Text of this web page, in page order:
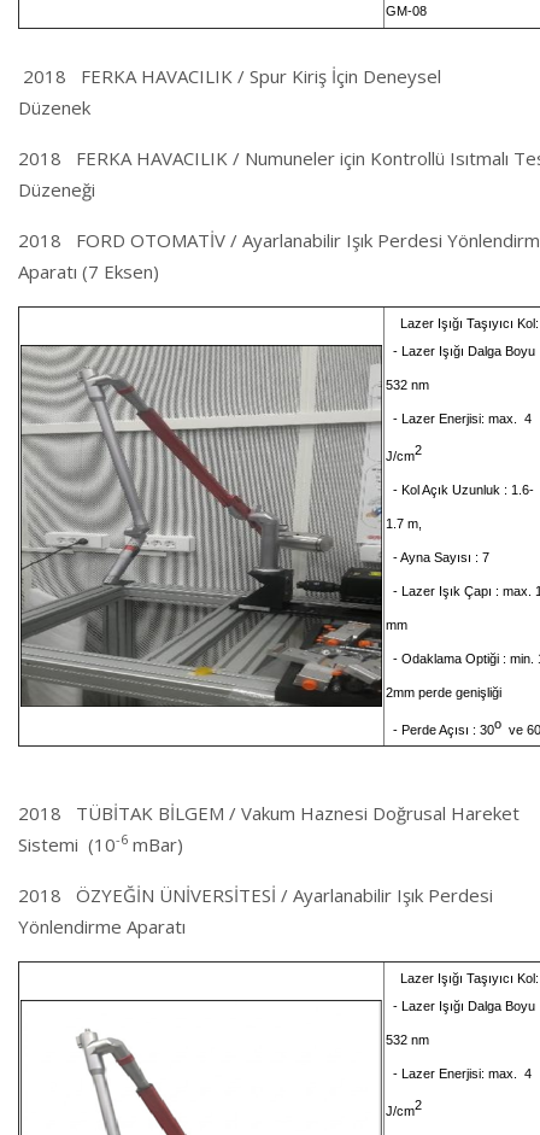
GM-08
2018 FERKA HAVACILIK / Spur Kiriş İçin Deneysel
Düzenek
2018 FERKA HAVACILIK / Numuneler için Kontrollü Isıtmalı
Düzeneği
2018 FORD OTOMATİV / Ayarlanabilir Işık Perdesi
Aparatı (7 Eksen)
Lazer Işığı Taşıyıcı Kol:
- Lazer Işığı Dalga Boyu
532 nm
- Lazer Enerjisi: max. 4
J/cm2
- Kol Açık Uzunluk : 1.6-
1.7 m,
- Ayna Sayısı : 7
- Lazer Işık Çapı : max.
mm
- Odaklama Optiği : min.
2mm perde genişliği
- Perde Açısı : 30o ve 60
2018 TÜBİTAK BİLGEM / Vakum Haznesi Doğrusal Hareket
Sistemi (10-6 mBar)
2018 ÖZYEĞİN ÜNİVERSİTESİ / Ayarlanabilir Işık Perdesi
Yönlendirme Aparatı
Lazer Işığı Taşıyıcı Kol:
- Lazer Işığı Dalga Boyu
532 nm
- Lazer Enerjisi: max. 4
J/cm2